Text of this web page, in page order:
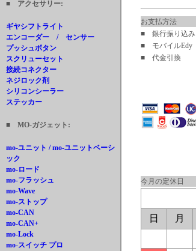
■ アクセサリー:
ギヤシフトライト
エンコーダー / センサー
プッシュボタン
スクリューセット
接続コネクター
ネジロック剤
シリコンシーラー
ステッカー
■ MO-ガジェット:
mo-ユニット / mo-ユニットベーシ
ック
mo-ロード
mo-フラッシュ
mo-Wave
mo-ストップ
mo-CAN
mo-CAN+
mo-Lock
mo-スイッチ プロ
お支払方法
■ 銀行振り込み
■ モバイルEdy
■ 代金引換
今月の定休日
日
月